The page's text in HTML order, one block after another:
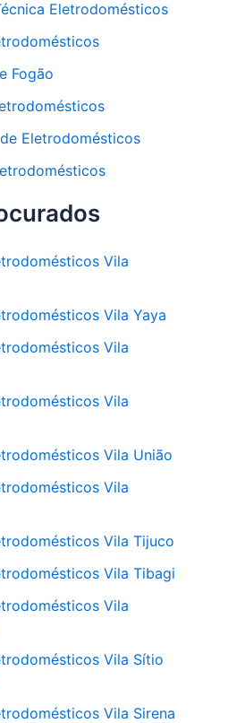
Eletrodomésticos
Fogão
Eletrodomésticos
Vila
Vila Yaya
Vila
Vila
Vila União
Vila
Vila Tijuco
Vila Tibagi
Vila
Vila Sítio
Vila Sirena